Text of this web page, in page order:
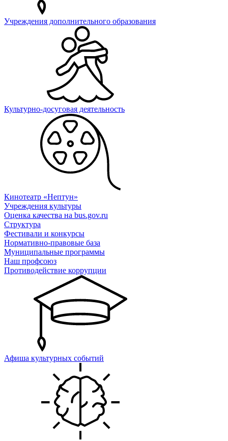
Учреждения дополнительного образования
Культурно-досуговая деятельность
Кинотеатр «Нептун»
Учреждения культуры
Оценка качества на bus.gov.ru
Структура
Фестивали и конкурсы
Нормативно-правовые база
Муниципальные программы
Наш профсоюз
Противодействие коррупции
Афиша культурных событий